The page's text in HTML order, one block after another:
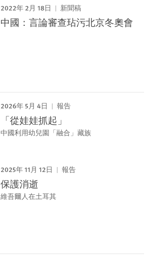
2022年 2月 18日 新聞稿
中國：言論審查玷污北京冬奧會
2026年 5月 4日 報告
「從娃娃抓起」
中國利用幼兒園「融合」藏族
2025年 11月 12日 報告
保護消逝
維吾爾人在土耳其